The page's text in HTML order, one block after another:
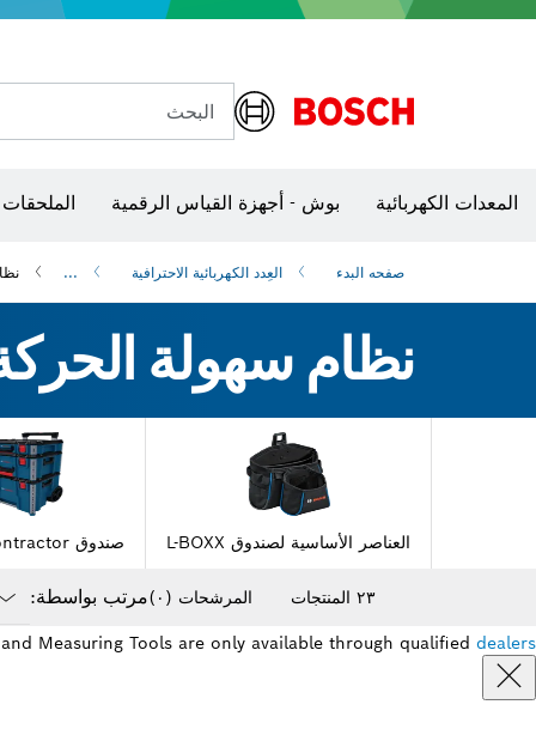
البحث
المعدات الكهربائية بوش - أجهزة القياس الرقمية
صفحه البدء العِدد الكهربائية الاحترافية ...
نظام سهولة
العناصر الأساسية لصندوق L-BOXX صندوق L-BOXX contractor
٢٣ المنتجات المرشحات (٠) مرتب بواسطة:
Measuring Tools are only available through qualified dealers